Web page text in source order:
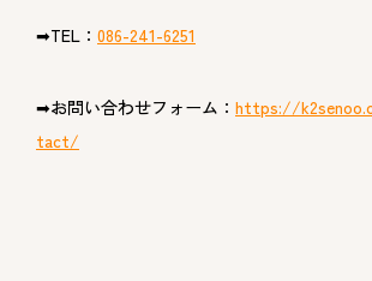
➡TEL： 086-241-6251
➡お問い合わせフォーム： https://
tact/